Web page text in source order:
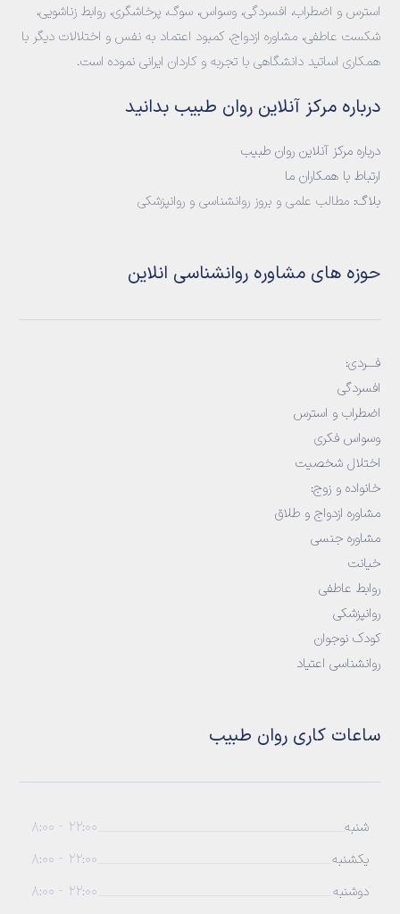
استرس و اضطراب، افسردگی، وسواس، سوگ، پرخاشگری، روابط زناشویی،
شکست عاطفی، مشاوره ازدواج، کمبود اعتماد به نفس و اختلالات دیگر با
همکاری اساتید دانشگاهی با تجربه و کاردان ایرانی نموده است.
درباره مرکز آنلاین روان طبیب بدانید
درباره مرکز آنلاین روان طبیب
ارتباط با همکاران ما
بلاگ: مطالب علمی و بروز روانشناسی و روانپزشکی
حوزه های مشاوره روانشناسی انلاین
فـــردی:
افسردگی
اضطراب و استرس
وسواس فکری
اختلال شخصیت
خانواده و زوج:
مشاوره ازدواج و طلاق
مشاوره جنسی
خیانت
روابط عاطفی
روانپزشکی
کودک نوجوان
روانشناسی اعتیاد
ساعات کاری روان طبیب
شنبه 22:00 - 8:00
یکشنبه 22:00 - 8:00
دوشنبه 22:00 - 8:00